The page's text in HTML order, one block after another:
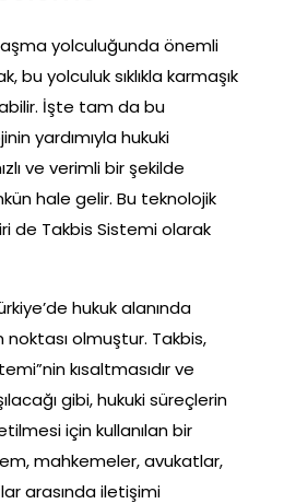
yolculuğunda önemli
bu yolculuk sıklıkla karmaşık
İşte tam da bu
yardımıyla hukuki
ve verimli bir şekilde
hale gelir. Bu teknolojik
de Takbis Sistemi olarak
hukuk alanında
olmuştur. Takbis,
kısaltmasıdır ve
gibi, hukuki süreçlerin
için kullanılan bir
mahkemeler, avukatlar,
arasında iletişimi